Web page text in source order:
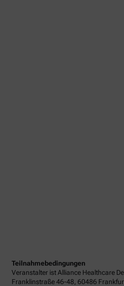
Teilnahmebedingungen
Veranstalter ist Alliance Healthcare
Franklinstraße 46-48, 60486